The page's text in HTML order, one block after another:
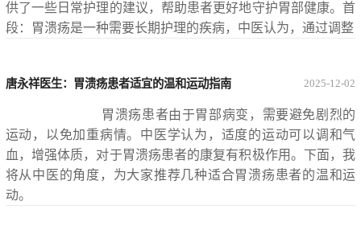
供了一些日常护理的建议，帮助患者更好地守护胃部健康。首
段：胃溃疡是一种需要长期护理的疾病，中医认为，通过调整
唐永祥医生：胃溃疡患者适宜的温和运动指南 2025-12-02
胃溃疡患者由于胃部病变，需要避免剧烈的
运动，以免加重病情。中医学认为，适度的运动可以调和气
血，增强体质，对于胃溃疡患者的康复有积极作用。下面，我
将从中医的角度，为大家推荐几种适合胃溃疡患者的温和运
动。